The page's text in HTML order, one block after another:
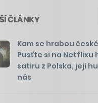
ČLÁNKY
Kam se hrabou
Pusťte si na Netflixu
satiru z Polska, její
nás